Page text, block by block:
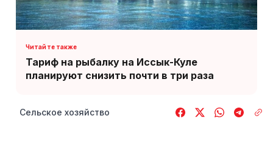
Тариф на рыбалку на Иссык-Куле
планируют снизить почти в три раза
Сельское хозяйство